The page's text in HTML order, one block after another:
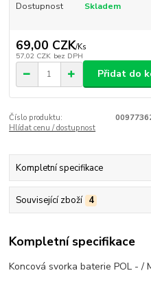
Dostupnost Skladem
69,00 CZK/Ks
57,02 CZK bez DPH
Přidat do
Číslo produktu:
Hlídat cenu / dostupnost
Kompletní specifikace
Související zboží 4
Kompletní specifikace
Koncová svorka baterie POL - /